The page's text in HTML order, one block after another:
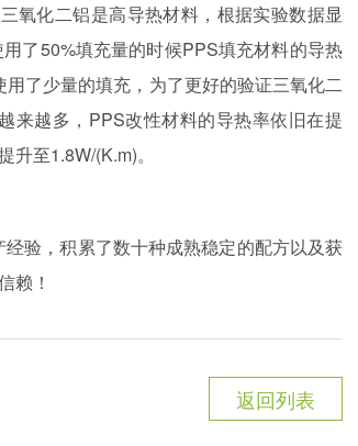
氧化二铝是高导热材料，根据实验数据显
了50%填充量的时候PPS填充材料的导热
了少量的填充，为了更好的验证三氧化二
来越多，PPS改性材料的导热率依旧在提
至1.8W/(K.m)。
验，积累了数十种成熟稳定的配方以及获
赖！
返回列表